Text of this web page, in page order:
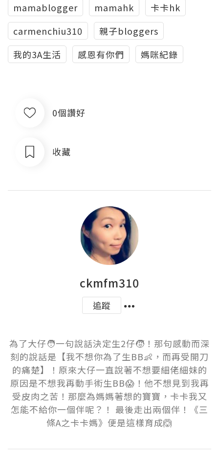
mamablogger
mamahk
卡卡hk
carmenchiu310
親子bloggers
我的3A生活
感恩有你們 媽咪紀錄
0個讚好
收藏
ckmfm310
追蹤
為了大仔🧑一句說話決定生2仔🧒！那句感動而深
刻的說話是【我不想你為了生BB👶，而再受開刀
的痛楚】！原來大仔一直說著不想要細佬細妹的
原因是不想我再動手術生BB😱！他不想見到我再
受皮肉之苦！那麼為媽媽著想的寶寶，卡卡我又
怎能不給你一個伴呢？！ 最後走出兩個伴！《三
條A之卡卡媽》便是這樣育成🙆